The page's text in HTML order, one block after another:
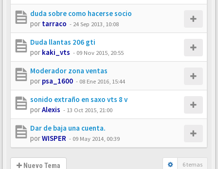
duda sobre como hacerse socio
por tarraco - 24 Sep 2013, 10:08
Duda llantas 206 gti
por kaki_vts - 09 Nov 2015, 20:55
Moderador zona ventas
por psa_1600 - 08 Ene 2016, 15:44
sonido extraño en saxo vts 8 v
porAlexis - 13 Oct 2015, 21:00
Dar de baja una cuenta.
porWISPER - 09 May 2014, 00:39
Nuevo Tema 6 temas